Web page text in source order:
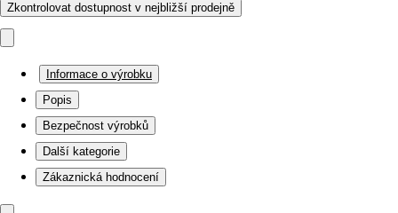
Zkontrolovat dostupnost v nejbližší prodejně
Informace o výrobku
Popis
Bezpečnost výrobků
Další kategorie
Zákaznická hodnocení